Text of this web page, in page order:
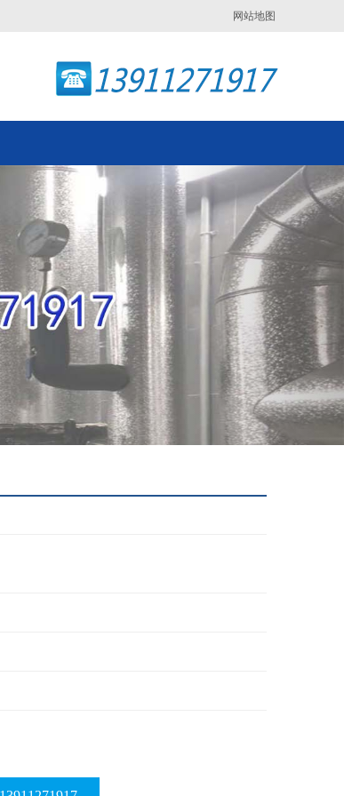
网站地图
Next